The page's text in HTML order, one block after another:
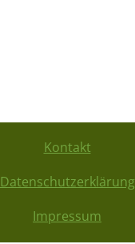
Kontakt
Datenschutzerklärung
Impressum